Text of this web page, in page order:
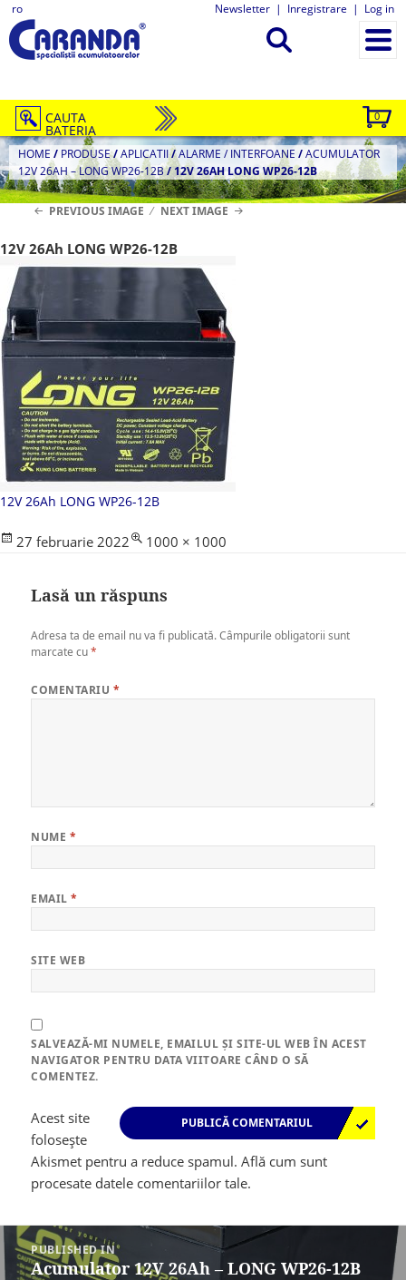
ro Newsletter | Inregistrare | Log in
0
CAUTA
BATERIA
HOME / PRODUSE/APLICATII/ALARME / INTERFOANE /ACUMULATOR
12V 26AH – LONG WP26-12B/ 12V 26AH LONG WP26-12B
PREVIOUS IMAGE NEXT IMAGE
12V 26Ah LONG WP26-12B
12V 26Ah LONG WP26-12B
Posted
27 februarie 2022
Full
1000 × 1000
Lasă un răspuns
Adresa ta de email nu va fi publicată. Câmpurile obligatorii sunt
marcate cu*
COMENTARIU *
NUME *
EMAIL*
SITE WEB
SALVEAZĂ-MI NUMELE, EMAILUL ȘI SITE-UL WEB ÎN ACEST
NAVIGATOR PENTRU DATA VIITOARE CÂND O SĂ
COMENTEZ.
Acest site
folosește
Akismet pentru a reduce spamul.Află cum sunt
procesate datele comentariilor tale.
Navigare
în
articole
PUBLISHED IN
Acumulator 12V 26Ah – LONG WP26-12B